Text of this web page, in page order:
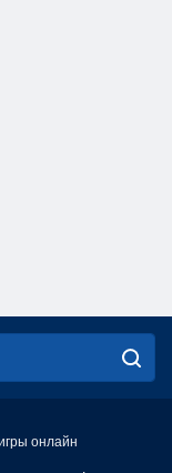
онлайн